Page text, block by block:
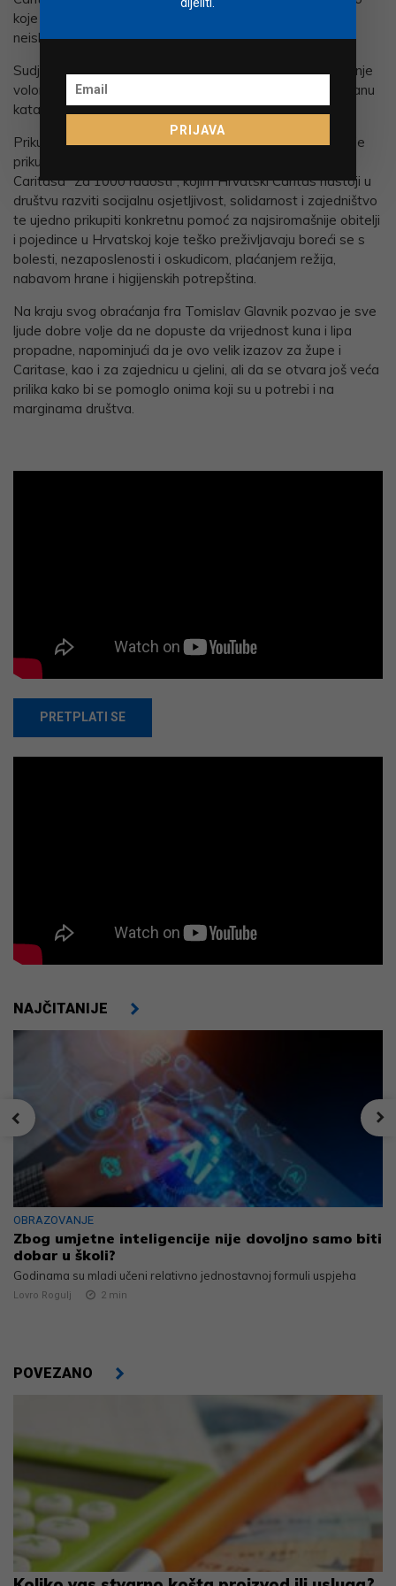
koje negdje leži neotkriveno ne bi propalo i ostalo
neiskorišteno.
Sudjelovanje u Caritasovom projektu je prilika za aktiviranje
volontera, svih građana i korporativnog sektora da postanu
katalizatorom i stvarateljem dobra.
Prikupljeni novac redistribuirat će se u područja u kojima je
prikupljen, u sklopu humanitarnog programa Hrvatskog
Caritasa “Za 1000 radosti”, kojim Hrvatski Caritas nastoji u
društvu razviti socijalnu osjetljivost, solidarnost i zajedništvo
te ujedno prikupiti konkretnu pomoć za najsiromašnije obitelji
i pojedince u Hrvatskoj koje teško preživljavaju boreći se s
bolesti, nezaposlenosti i oskudicom, plaćanjem režija,
nabavom hrane i higijenskih potrepština.
Na kraju svog obraćanja fra Tomislav Glavnik pozvao je sve
ljude dobre volje da ne dopuste da vrijednost kuna i lipa
propadne, napominjući da je ovo velik izazov za župe i
Caritase, kao i za zajednicu u cjelini, ali da se otvara još veća
prilika kako bi se pomoglo onima koji su u potrebi i na
marginama društva.
PRETPLATI SE
NAJČITANIJE
OBRAZOVANJE
Zbog umjetne inteligencije nije dovoljno samo biti
dobar u školi?
Godinama su mladi učeni relativno jednostavnoj formuli uspjeha
Lovro Rogulj 2 min
POVEZANO
PRIJAVA